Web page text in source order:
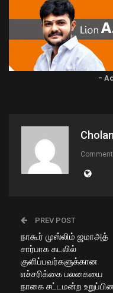
-
PREV POST
நாகூர் முஸ்லிம் ஜமாஅத்
சார்பாக கடலில்
குளிப்பவர்களுக்கான
எச்சரிக்கை பலகையை
நாகை சட்டமன்ற